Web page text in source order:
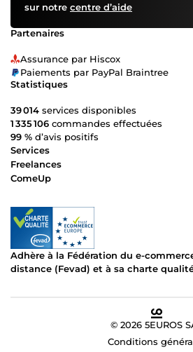
sur notre centre d’aide
Partenaires
Assurance par Hiscox
Paiements par PayPal Braintree
Statistiques
39 014 services disponibles
1 335 106 commandes effectuées
99 % d’avis positifs
Services
Freelances
ComeUp
Adhère à la Fédération du e-
distance (Fevad) et à sa charte
© 2026 5EUROS
Conditions